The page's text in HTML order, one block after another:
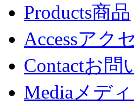
Products商品
Accessアク
Contactお問
Mediaメデ